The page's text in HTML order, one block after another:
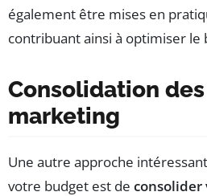
également être mises en
contribuant ainsi à optimiser le
Consolidation
marketing
Une autre approche
votre budget est de consolider